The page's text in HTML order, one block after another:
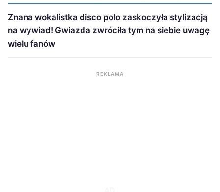
Znana wokalistka disco polo zaskoczyła stylizacją
na wywiad! Gwiazda zwróciła tym na siebie uwagę
wielu fanów
REKLAMA